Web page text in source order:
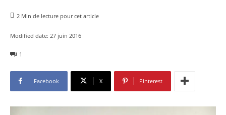
2 Min de lecture pour cet article
Modified date: 27 juin 2016
1
Facebook X Pinterest